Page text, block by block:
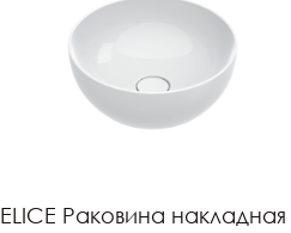
ELICE Раковина накладная